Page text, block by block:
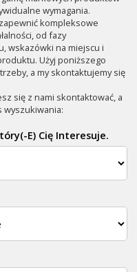
wymagania.
kompleksowe
od fazy
wskazówki na miejscu i
Użyj poniższego
a my skontaktujemy się
się z nami skontaktować, a
E) Cię Interesuje.